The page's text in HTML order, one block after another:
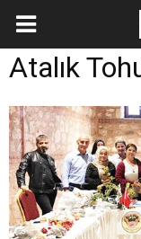
Atalık